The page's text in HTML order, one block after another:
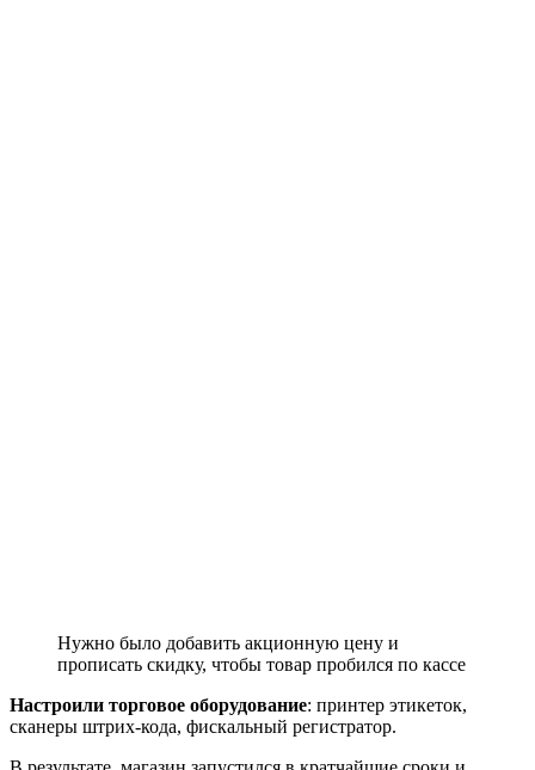
Нужно было добавить акционную цену и
прописать скидку, чтобы товар пробился по кассе
Настроили торговое оборудование: принтер этикеток,
сканеры штрих-кода, фискальный регистратор.